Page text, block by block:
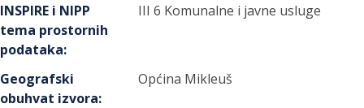
INSPIRE i NIPP
tema prostornih
podataka:
III 6 Komunalne i javne usluge
Geografski
obuhvat izvora:
Općina Mikleuš